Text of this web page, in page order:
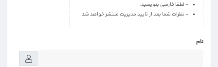
- لطفا فارسی بنویسید.
- نظرات شما بعد از تایید مدیریت منتشر خواهد شد.
نام